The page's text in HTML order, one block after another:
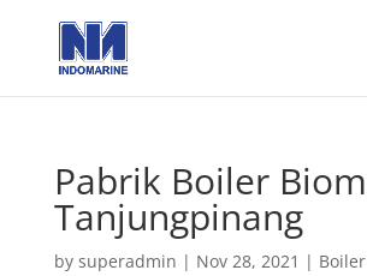
Pabrik Boiler
Tanjungpinang
by superadmin | Nov 28, 2021 |